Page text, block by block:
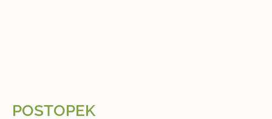
POSTOPEK